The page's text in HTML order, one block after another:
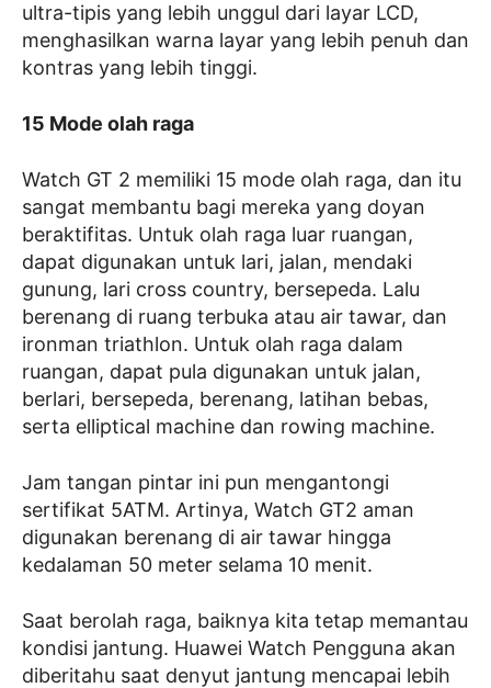
ultra-tipis yang lebih unggul dari layar LCD,
menghasilkan warna layar yang lebih penuh dan
kontras yang lebih tinggi.
15 Mode olah raga
Watch GT 2 memiliki 15 mode olah raga, dan itu
sangat membantu bagi mereka yang doyan
beraktifitas. Untuk olah raga luar ruangan,
dapat digunakan untuk lari, jalan, mendaki
gunung, lari cross country, bersepeda. Lalu
berenang di ruang terbuka atau air tawar, dan
ironman triathlon. Untuk olah raga dalam
ruangan, dapat pula digunakan untuk jalan,
berlari, bersepeda, berenang, latihan bebas,
serta elliptical machine dan rowing machine.
Jam tangan pintar ini pun mengantongi
sertifikat 5ATM. Artinya, Watch GT2 aman
digunakan berenang di air tawar hingga
kedalaman 50 meter selama 10 menit.
Saat berolah raga, baiknya kita tetap memantau
kondisi jantung. Huawei Watch Pengguna akan
diberitahu saat denyut jantung mencapai lebih